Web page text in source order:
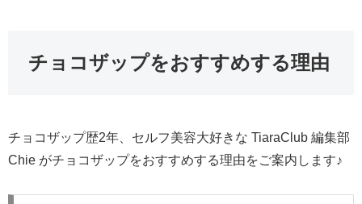
チョコザップをおすすめする理由
チョコザップ歴2年、セルフ美容大好きな TiaraClub 編集部
Chie がチョコザップをおすすめする理由をご案内します♪